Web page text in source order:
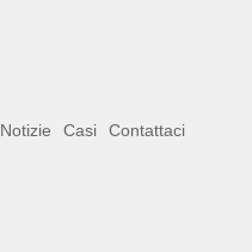
Notizie Casi Contattaci